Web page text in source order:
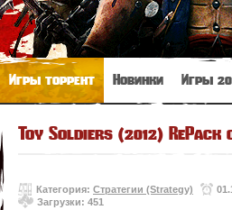
Игры торрент Новинки Игры
Toy Soldiers (2012) RePack
Категория: Стратегии (Strategy)
Загрузки: 451